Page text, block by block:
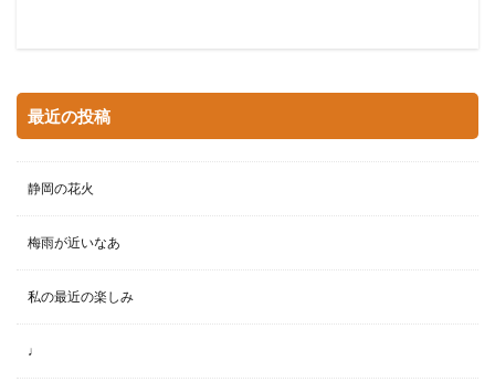
最近の投稿
静岡の花火
梅雨が近いなあ
私の最近の楽しみ
♩